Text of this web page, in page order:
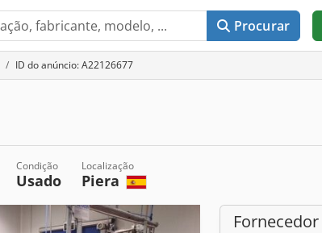
Procurar
ID do anúncio: A22126677
Condição
Usado
Localização
Piera
Fornecedor